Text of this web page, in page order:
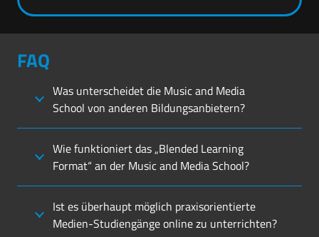
FAQ
Was unterscheidet die Music and Media
School von anderen Bildungsanbietern?
Wie funktioniert das „Blended Learning
Format“ an der Music and Media School?
Ist es überhaupt möglich praxisorientierte
Medien-Studiengänge online zu unterrichten?